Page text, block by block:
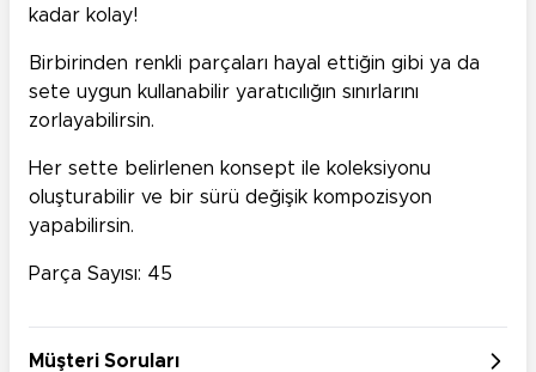
kadar kolay!
Birbirinden renkli parçaları hayal ettiğin gibi ya da
sete uygun kullanabilir yaratıcılığın sınırlarını
zorlayabilirsin.
Her sette belirlenen konsept ile koleksiyonu
oluşturabilir ve bir sürü değişik kompozisyon
yapabilirsin.
Parça Sayısı: 45
Müşteri Soruları